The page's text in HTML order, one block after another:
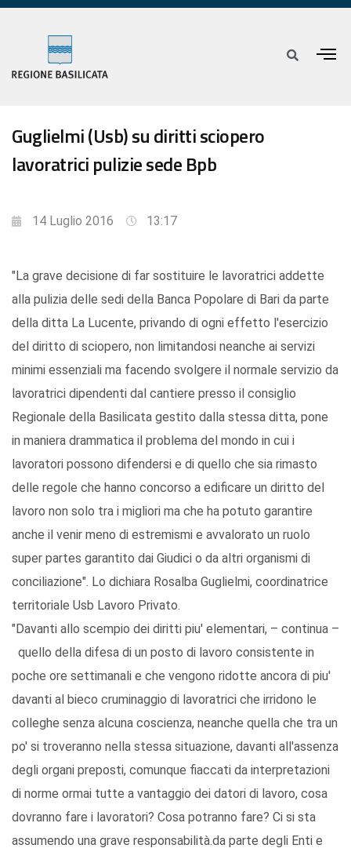
Guglielmi (Usb) su diritti sciopero
lavoratrici pulizie sede Bpb
14 Luglio 2016 13:17
"La grave decisione di far sostituire le lavoratrici addette
alla pulizia delle sedi della Banca Popolare di Bari da parte
della ditta La Lucente, privando di ogni effetto l'esercizio
del diritto di sciopero, non limitandosi neanche ai servizi
minimi essenziali ma facendo svolgere il normale servizio da
lavoratrici dipendenti dal cantiere presso il consiglio
Regionale della Basilicata gestito dalla stessa ditta, pone
in maniera drammatica il problema del mondo in cui i
lavoratori possono difendersi e di quello che sia rimasto
delle regole che hanno concorso a edificare un diritto del
lavoro non solo tra i migliori ma che ha potuto garantire
anche il venir meno di estremismi e avvalorato un ruolo
super partes garantito dai Giudici o da altri organismi di
conciliazione". Lo dichiara Rosalba Guglielmi, coordinatrice
territoriale Usb Lavoro Privato.
"Davanti allo scempio dei diritti piu' elementari, – continua –
quello della difesa di un posto di lavoro consistente in
poche ore settimanali e che vengono ridotte ancora di piu'
davanti al bieco cruminaggio di lavoratrici che irridono le
colleghe senza alcuna coscienza, neanche quella che tra un
po' si troveranno nella stessa situazione, davanti all'assenza
degli organi preposti, comunque fiaccati da interpretazioni
di norme ormai tutte a vantaggio dei datori di lavoro, cosa
dovranno fare i lavoratori? Cosa potranno fare? Ci si sta
assumendo una grave responsabilità.da parte degli Enti e